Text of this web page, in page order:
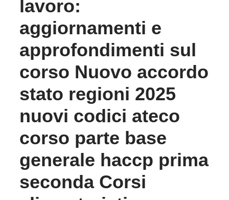
lavoro:
aggiornamenti e
approfondimenti sul
corso Nuovo accordo
stato regioni 2025
nuovi codici ateco
corso parte base
generale haccp prima
seconda Corsi